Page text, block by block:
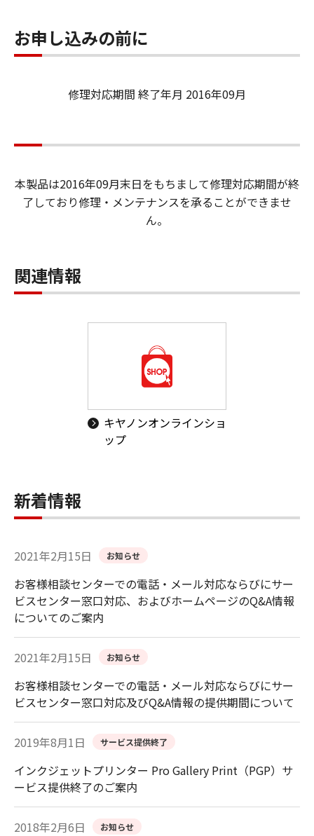
お申し込みの前に
修理対応期間 終了年月 2016年09月
本製品は2016年09月末日をもちまして修理対応期間が終
了しており修理・メンテナンスを承ることができませ
ん。
関連情報
キヤノンオンラインショ
ップ
新着情報
2021年2月15日 お知らせ
お客様相談センターでの電話・メール対応ならびにサー
ビスセンター窓口対応、およびホームページのQ&A情報
についてのご案内
2021年2月15日 お知らせ
お客様相談センターでの電話・メール対応ならびにサー
ビスセンター窓口対応及びQ&A情報の提供期間について
2019年8月1日 サービス提供終了
インクジェットプリンター Pro Gallery Print（PGP）サ
ービス提供終了のご案内
2018年2月6日 お知らせ